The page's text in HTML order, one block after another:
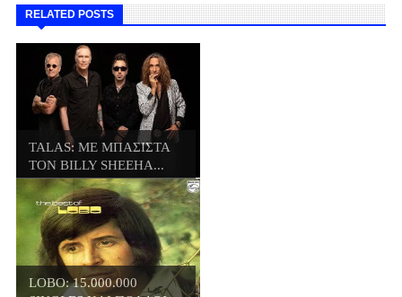
RELATED POSTS
TALAS: ΜΕ ΜΠΑΣΙΣΤΑ
ΤΟΝ BILLY SHEEHA...
LOBO: 15.000.000